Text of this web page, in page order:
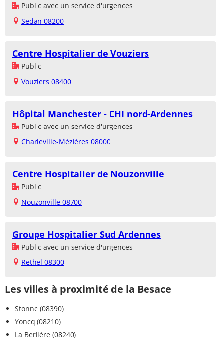
Public avec un service d'urgences
Sedan 08200
Centre Hospitalier de Vouziers
Public
Vouziers 08400
Hôpital Manchester - CHI nord-Ardennes
Public avec un service d'urgences
Charleville-Mézières 08000
Centre Hospitalier de Nouzonville
Public
Nouzonville 08700
Groupe Hospitalier Sud Ardennes
Public avec un service d'urgences
Rethel 08300
Les villes à proximité de la Besace
Stonne (08390)
Yoncq (08210)
La Berlière (08240)